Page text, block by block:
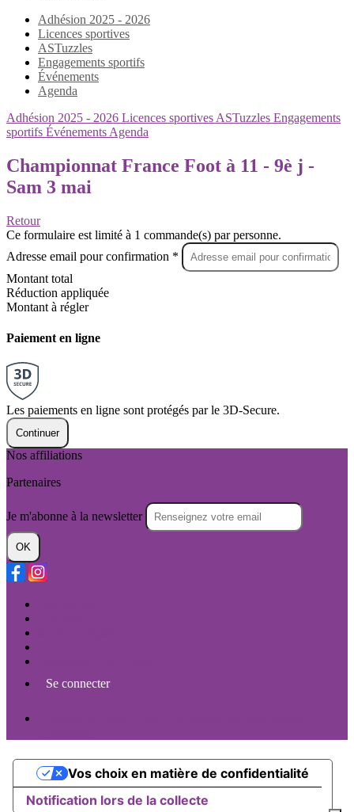
Adhésion 2025 - 2026
Licences sportives
ASTuzzles
Engagements sportifs
Événements
Agenda
Adhésion 2025 - 2026 Licences sportives ASTuzzles Engagements
sportifs Événements Agenda
Championnat France Foot à 11 - 9è j -
Sam 3 mai
Retour
Ce formulaire est limité à 1 commande(s) par personne.
Adresse email pour confirmation *
Montant total
Réduction appliquée
Montant à régler
Paiement en ligne
Les paiements en ligne sont protégés par le 3D-Secure.
Continuer
Nos affiliations
Partenaires
Je m'abonne à la newsletter
OK
Se connecter
Notification lors de la collecte
Vos choix en matière de confidentialité